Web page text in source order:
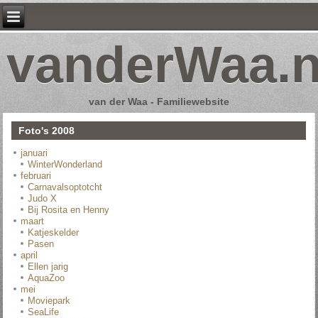
van der Waa - Familiewebsite
Foto's 2008
januari
WinterWonderland
februari
Carnavalsoptotcht
Judo X
Bij Rosita en Henny
maart
Katjeskelder
Pasen
april
Ellen jarig
AquaZoo
mei
Moviepark
SeaLife